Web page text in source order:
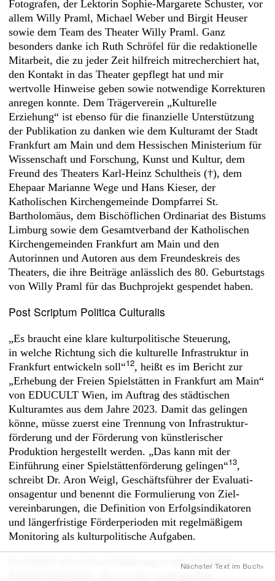
Fotografen, der Lektorin Sophie-­Margarete Schuster, vor
allem Willy Praml, Michael Weber und Birgit Heuser
sowie dem Team des Theater Willy Praml. Ganz
besonders danke ich Ruth Schröfel für die redaktionelle
Mitarbeit, die zu jeder Zeit hilfreich mitrecherchiert hat,
den Kontakt in das Theater gepflegt hat und mir
wertvolle Hinweise geben sowie notwendige Korrekturen
anregen konnte. Dem Trägerverein „Kulturelle
Erziehung“ ist ebenso für die finanzielle Unterstützung
der Publikation zu danken wie dem Kulturamt der Stadt
Frankfurt am Main und dem Hessischen Ministerium für
Wissenschaft und Forschung, Kunst und Kultur, dem
Freund des Theaters Karl-Heinz Schultheis (†), dem
Ehepaar Marianne Wege und Hans Kieser, der
Katholischen Kirchengemeinde Dompfarrei St.
Bartholomäus, dem Bischöflichen Ordinariat des Bistums
Limburg sowie dem Gesamtverband der Katholischen
Kirchengemeinden Frankfurt am Main und den
Autorinnen und Autoren aus dem Freundeskreis des
Theaters, die ihre Beiträge anlässlich des 80. Geburtstags
von Willy Praml für das Buchprojekt gespendet haben.
Post Scriptum Politica Culturalis
„Es braucht eine klare kulturpolitische Steuerung,
in welche Richtung sich die kulturelle Infrastruktur in
Frankfurt entwickeln soll“12, heißt es im Bericht zur
„Erhebung der Freien Spielstätten in Frankfurt am Main“
von EDUCULT Wien, im Auftrag des städtischen
Kulturamtes aus dem Jahre 2023. Damit das gelingen
könne, müsse zuerst eine Trennung von Infrastruktur­
förderung und der Förderung von künstlerischer
Produktion hergestellt werden. „Das kann mit der
Einführung einer Spielstättenförderung gelingen“13,
schreibt Dr. Aron Weigl, Geschäftsführer der Evaluati­
onsagentur und benennt die Formulierung von Ziel­­­
vereinbarungen, die Definition von Erfolgsindikatoren
und längerfristige Förderperioden mit regelmäßigem
Monitoring als kulturpolitische Aufgaben.
Es bedürfe einer Neuorientierung in der Frankfurter
Nächster Text im Buch›